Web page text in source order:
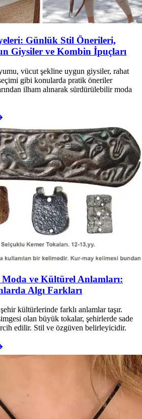
Günlük Stil Önerileri,
Giysiler ve Kombin İpuçları
vücut şekline uygun giysiler, rahat
gibi konularda pratik öneriler
ilham alınarak sürdürülebilir moda
Moda ve Kültürel Anlamları:
Algı Farkları
kültürlerinde farklı anlamlar taşır.
olan büyük tokalar, şehirlerde sade
edilir. Stil ve özgüven belirleyicidir.